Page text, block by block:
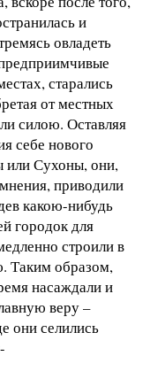
и
овладеть
старались
от местных
силою. Оставляя
себе нового
или Сухоны, они,
приводили
какою-нибудь
городок для
строили в
Таким образом,
насаждали и
веру –
они селились